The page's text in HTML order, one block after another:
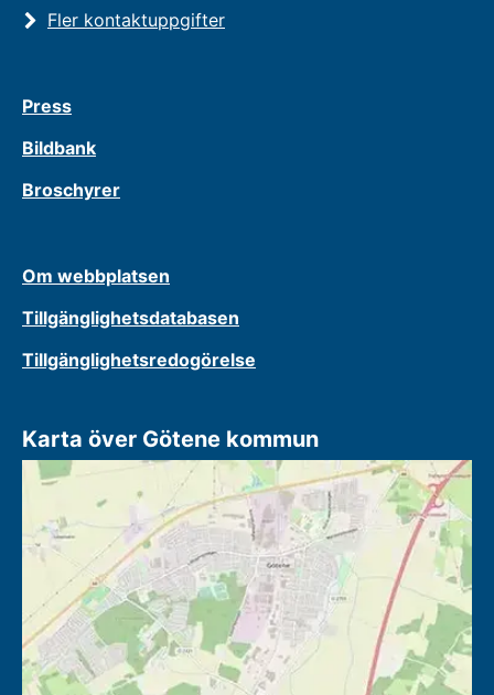
Fler kontaktuppgifter
Press
Bildbank
Broschyrer
Om webbplatsen
Tillgänglighetsdatabasen
Tillgänglighetsredogörelse
Karta över Götene kommun